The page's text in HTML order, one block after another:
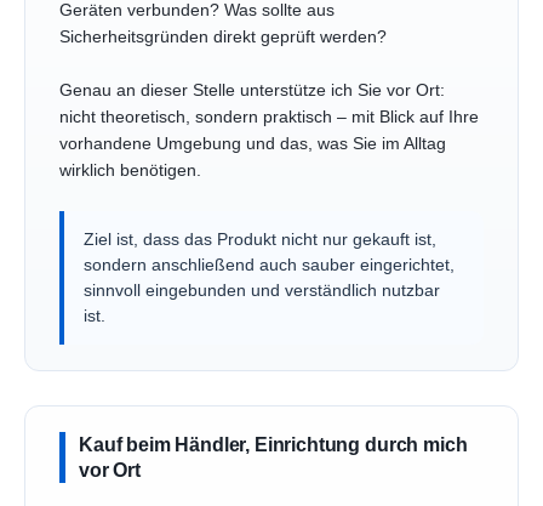
Geräten verbunden? Was sollte aus
Sicherheitsgründen direkt geprüft werden?
Genau an dieser Stelle unterstütze ich Sie vor Ort:
nicht theoretisch, sondern praktisch – mit Blick auf Ihre
vorhandene Umgebung und das, was Sie im Alltag
wirklich benötigen.
Ziel ist, dass das Produkt nicht nur gekauft ist,
sondern anschließend auch sauber eingerichtet,
sinnvoll eingebunden und verständlich nutzbar
ist.
Kauf beim Händler, Einrichtung durch mich
vor Ort